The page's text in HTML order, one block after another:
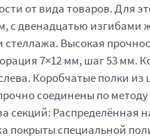
от вида товаров. Для
с двенадцатью изгибами
Высокая
7×12 мм, шаг 53 мм.
Коробчатые полки из
соединены по
секций: Распределённая
покрыты специальной